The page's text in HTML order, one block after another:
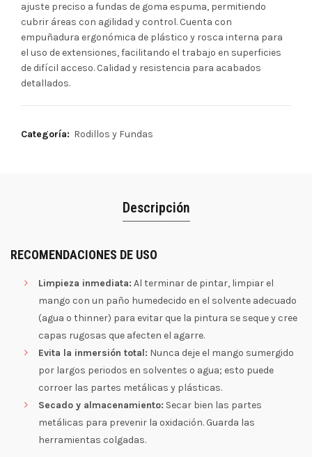
ajuste preciso a fundas de goma espuma, permitiendo
cubrir áreas con agilidad y control. Cuenta con
empuñadura ergonómica de plástico y rosca interna para
el uso de extensiones, facilitando el trabajo en superficies
de difícil acceso. Calidad y resistencia para acabados
detallados.
Categoría: Rodillos y Fundas
Descripción
RECOMENDACIONES DE USO
Limpieza inmediata: Al terminar de pintar, limpiar el
mango con un paño humedecido en el solvente adecuado
(agua o thinner) para evitar que la pintura se seque y cree
capas rugosas que afecten el agarre.
Evita la inmersión total: Nunca deje el mango sumergido
por largos periodos en solventes o agua; esto puede
corroer las partes metálicas y plásticas.
Secado y almacenamiento: Secar bien las partes
metálicas para prevenir la oxidación. Guarda las
herramientas colgadas.